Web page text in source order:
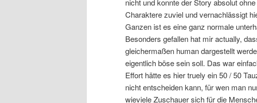
nicht und konnte der Story absolut
Charaktere zuviel und vernachlässigt
Ganzen ist es eine ganz normale
Besonders gefallen hat mir actually,
gleichermaßen human dargestellt
eigentlich böse sein soll. Das war
Effort hätte es hier truely ein 50 / 50
nicht entscheiden kann, für wen man
wieviele Zuschauer sich für die